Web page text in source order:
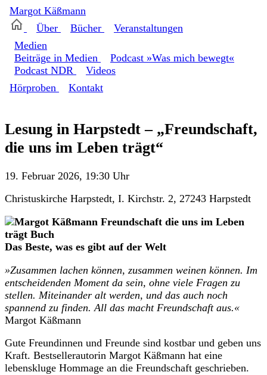
Margot Käßmann
Über
Bücher
Veranstaltungen
Medien
Beiträge in Medien
Podcast »Was mich bewegt«
Podcast NDR
Videos
Hörproben
Kontakt
Lesung in Harpstedt – „Freundschaft,
die uns im Leben trägt“
19. Februar 2026, 19:30 Uhr
Christuskirche Harpstedt, I. Kirchstr. 2, 27243 Harpstedt
Das Beste, was es gibt auf der Welt
»Zusammen lachen können, zusammen weinen können. Im
entscheidenden Moment da sein, ohne viele Fragen zu
stellen. Miteinander alt werden, und das auch noch
spannend zu finden. All das macht Freundschaft aus.«
Margot Käßmann
Gute Freundinnen und Freunde sind kostbar und geben uns
Kraft. Bestsellerautorin Margot Käßmann hat eine
lebenskluge Hommage an die Freundschaft geschrieben.